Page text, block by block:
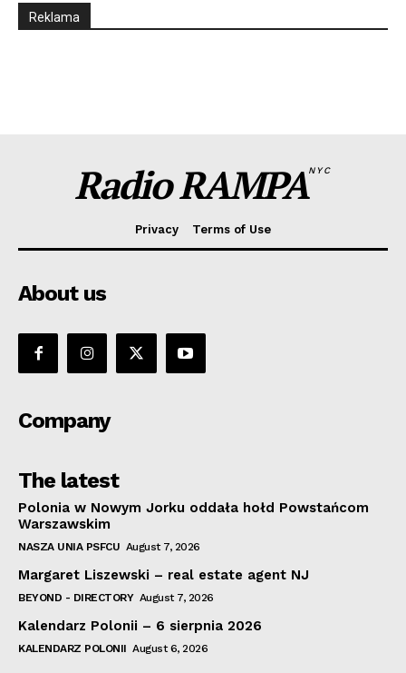
Reklama
Radio RAMPANYC
Privacy Terms of Use
About us
Company
The latest
Polonia w Nowym Jorku oddała hołd Powstańcom
Warszawskim
NASZA UNIA PSFCU August 7, 2026
Margaret Liszewski – real estate agent NJ
BEYOND - DIRECTORY August 7, 2026
Kalendarz Polonii – 6 sierpnia 2026
KALENDARZ POLONII August 6, 2026